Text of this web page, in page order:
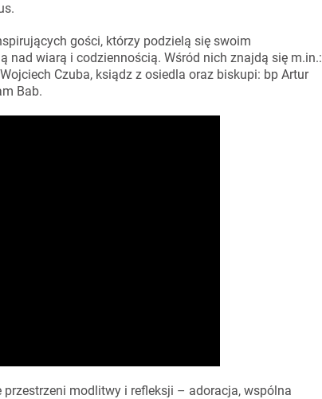
gości, którzy podzielą się swoim
nad wiarą i codziennością. Wśród nich znajdą się m.in.:
Czuba, ksiądz z osiedla oraz biskupi: bp Artur
Bab.
modlitwy i refleksji – adoracja, wspólna